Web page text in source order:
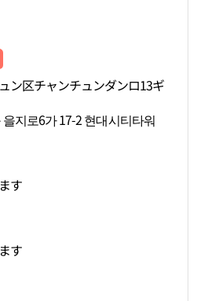
ン区チャンチュンダンロ13ギ
지로6가 17-2 현대시티타워
す
す